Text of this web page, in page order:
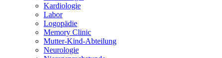
Kardiologie
Labor
Logopädie
Memory Clinic
Mutter-Kind-Abteilung
Neurologie